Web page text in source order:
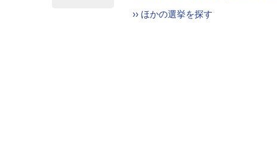
›› ほかの選挙を探す